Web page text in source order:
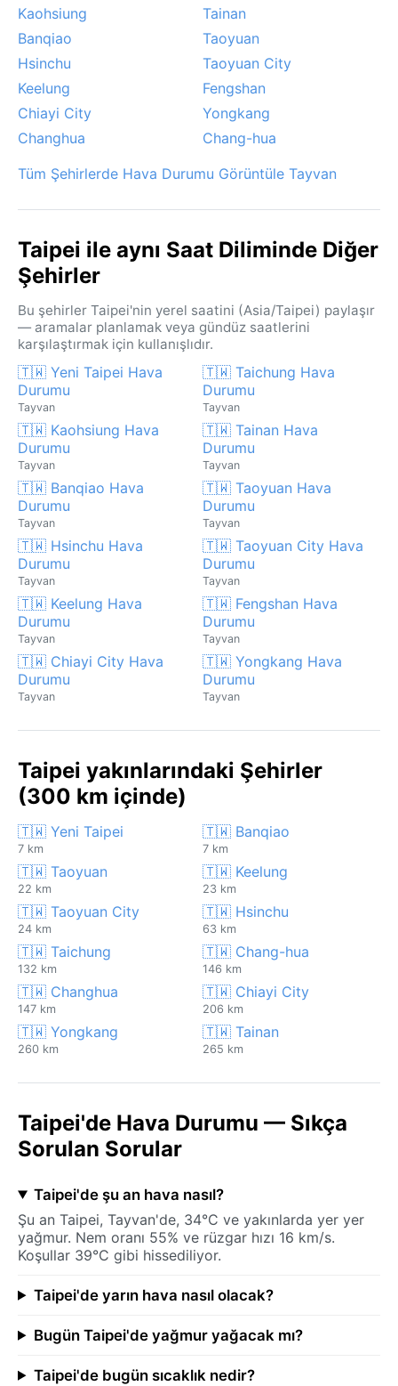
Depremler Tayvan’ın jeolojik gerçeği olsa da, Taipei’de
nadiren şiddetli hissedilir. Kısacası, Taipei’yi ziyaret
etmek için en keyifli hava koşulları sonbahar ve
Kaohsiung
Tainan
Banqiao
Taoyuan
Hsinchu
Taoyuan City
Keelung
Fengshan
Chiayi City
Yongkang
Changhua
Chang-hua
Tüm Şehirlerde Hava Durumu Görüntüle Tayvan
Taipei ile aynı Saat Diliminde Diğer
Şehirler
Bu şehirler Taipei'nin yerel saatini (Asia/Taipei) paylaşır
— aramalar planlamak veya gündüz saatlerini
karşılaştırmak için kullanışlıdır.
🇹🇼 Yeni Taipei Hava
Durumu
Tayvan
🇹🇼 Taichung Hava
Durumu
Tayvan
🇹🇼 Kaohsiung Hava
Durumu
Tayvan
🇹🇼 Tainan Hava
Durumu
Tayvan
🇹🇼 Banqiao Hava
Durumu
Tayvan
🇹🇼 Taoyuan Hava
Durumu
Tayvan
🇹🇼 Hsinchu Hava
Durumu
Tayvan
🇹🇼 Taoyuan City Hava
Durumu
Tayvan
🇹🇼 Keelung Hava
Durumu
Tayvan
🇹🇼 Fengshan Hava
Durumu
Tayvan
🇹🇼 Chiayi City Hava
Durumu
Tayvan
🇹🇼 Yongkang Hava
Durumu
Tayvan
Taipei yakınlarındaki Şehirler
(300 km içinde)
🇹🇼 Yeni Taipei
7 km
🇹🇼 Banqiao
7 km
🇹🇼 Taoyuan
22 km
🇹🇼 Keelung
23 km
🇹🇼 Taoyuan City
24 km
🇹🇼 Hsinchu
63 km
🇹🇼 Taichung
132 km
🇹🇼 Chang-hua
146 km
🇹🇼 Changhua
147 km
🇹🇼 Chiayi City
206 km
🇹🇼 Yongkang
260 km
🇹🇼 Tainan
265 km
Taipei'de Hava Durumu — Sıkça
Sorulan Sorular
Taipei'de şu an hava nasıl?
Şu an Taipei, Tayvan'de, 34°C ve yakınlarda yer yer
yağmur. Nem oranı 55% ve rüzgar hızı 16 km/s.
Koşullar 39°C gibi hissediliyor.
Taipei'de yarın hava nasıl olacak?
Bugün Taipei'de yağmur yağacak mı?
Taipei'de bugün sıcaklık nedir?